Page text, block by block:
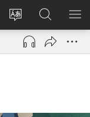
更
改
网
登
录
（打
搜
索
JW.ORG
显